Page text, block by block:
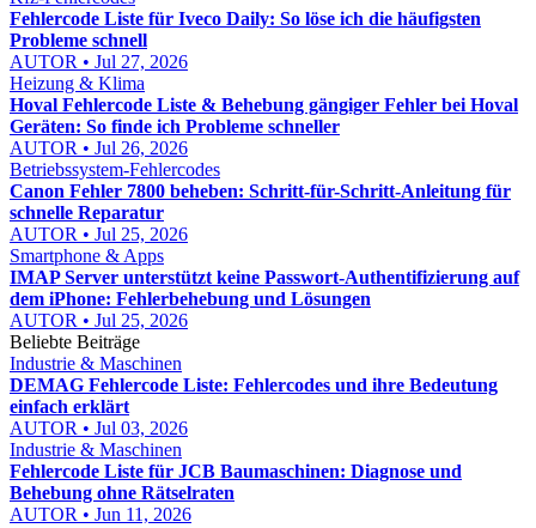
Fehlercode Liste für Iveco Daily: So löse ich die häufigsten
Probleme schnell
AUTOR • Jul 27, 2026
Heizung & Klima
Hoval Fehlercode Liste & Behebung gängiger Fehler bei Hoval
Geräten: So finde ich Probleme schneller
AUTOR • Jul 26, 2026
Betriebssystem-Fehlercodes
Canon Fehler 7800 beheben: Schritt-für-Schritt-Anleitung für
schnelle Reparatur
AUTOR • Jul 25, 2026
Smartphone & Apps
IMAP Server unterstützt keine Passwort-Authentifizierung auf
dem iPhone: Fehlerbehebung und Lösungen
AUTOR • Jul 25, 2026
Beliebte Beiträge
Industrie & Maschinen
DEMAG Fehlercode Liste: Fehlercodes und ihre Bedeutung
einfach erklärt
AUTOR • Jul 03, 2026
Industrie & Maschinen
Fehlercode Liste für JCB Baumaschinen: Diagnose und
Behebung ohne Rätselraten
AUTOR • Jun 11, 2026